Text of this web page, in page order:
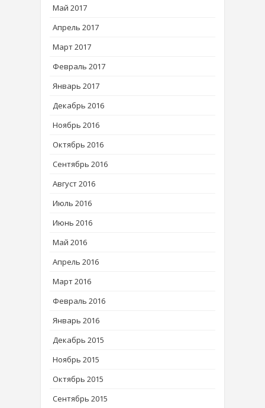
Май 2017
Апрель 2017
Март 2017
Февраль 2017
Январь 2017
Декабрь 2016
Ноябрь 2016
Октябрь 2016
Сентябрь 2016
Август 2016
Июль 2016
Июнь 2016
Май 2016
Апрель 2016
Март 2016
Февраль 2016
Январь 2016
Декабрь 2015
Ноябрь 2015
Октябрь 2015
Сентябрь 2015